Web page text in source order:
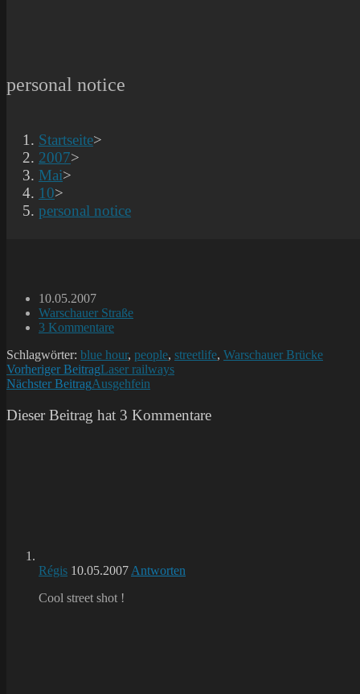
personal notice
Startseite>
2007>
Mai>
10>
personal notice
Beitrag
veröffentlicht:
10.05.2007
Beitrags-
Kategorie:
Warschauer Straße
Beitrags-
3 Kommentare
Schlagwörter: blue hour, people, streetlife, Warschauer Brücke
Weitere
Artikel
ansehen
Vorheriger BeitragLaser railways
Nächster BeitragAusgehfein
Dieser Beitrag hat 3 Kommentare
Régis 10.05.2007 Antworten
Cool street shot !